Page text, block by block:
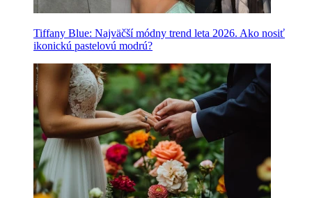
Tiffany Blue: Najväčší módny trend leta 2026. Ako nosiť
ikonickú pastelovú modrú?